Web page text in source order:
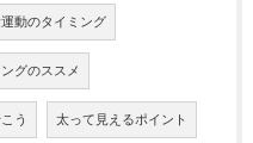
動のタイミング
グのススメ
う 太って見えるポイント